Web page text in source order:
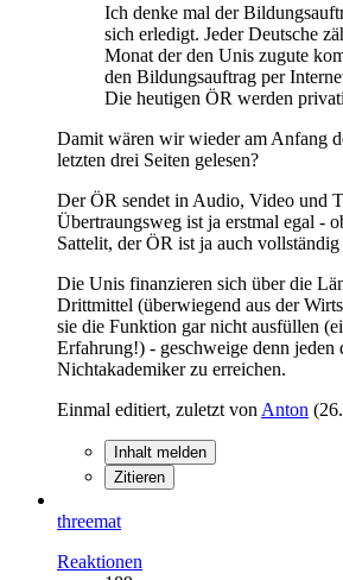
Ich denke mal der
sich erledigt. Jeder Deutsche
Monat der den Unis zugute
den Bildungsauftrag per
Die heutigen ÖR werden
Damit wären wir wieder am Anfang
letzten drei Seiten gelesen?
Der ÖR sendet in Audio, Video und
Übertraungsweg ist ja erstmal egal -
Sattelit, der ÖR ist ja auch
Die Unis finanzieren sich über die
Drittmittel (überwiegend aus der
sie die Funktion gar nicht ausfüllen
Erfahrung!) - geschweige denn jeden
Nichtakademiker zu erreichen.
Einmal editiert, zuletzt von Anton (
Inhalt melden
Zitieren
threemat
Reaktionen